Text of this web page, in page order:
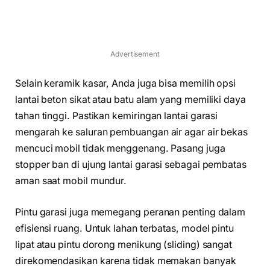
Advertisement
Selain keramik kasar, Anda juga bisa memilih opsi
lantai beton sikat atau batu alam yang memiliki daya
tahan tinggi. Pastikan kemiringan lantai garasi
mengarah ke saluran pembuangan air agar air bekas
mencuci mobil tidak menggenang. Pasang juga
stopper ban di ujung lantai garasi sebagai pembatas
aman saat mobil mundur.
Pintu garasi juga memegang peranan penting dalam
efisiensi ruang. Untuk lahan terbatas, model pintu
lipat atau pintu dorong menikung (sliding) sangat
direkomendasikan karena tidak memakan banyak